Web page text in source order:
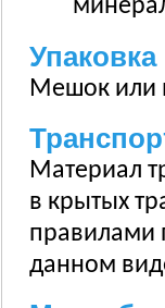
Упаковка
Мешок или
Материал
в крытых
правилами
данном